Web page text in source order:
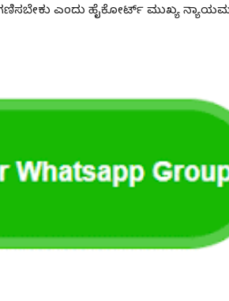
ಎಂದು ಹೈಕೋರ್ಟ್‌ ಮುಖ್ಯ